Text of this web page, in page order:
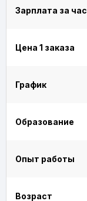
Зарплата за час
Цена 1 заказа
График
Образование
Опыт работы
Возраст